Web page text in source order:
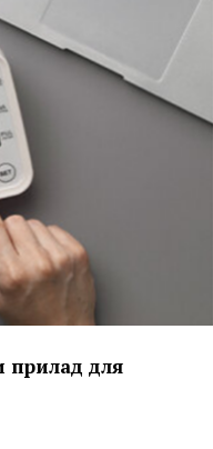
прилад для